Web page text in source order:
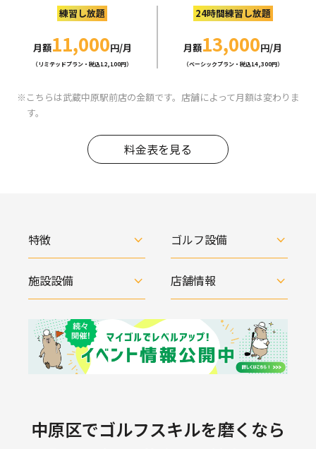
練習し放題
月額11,000円/月
（リミテッドプラン・税込12,100円）
24時間練習し放題
月額13,000円/月
（ベーシックプラン・税込14,300円）
こちらは武蔵中原駅前店の金額です。店舗によって月額は変わりま
す。
料金表を見る
特徴 ゴルフ設備
施設設備 店舗情報
中原区でゴルフスキルを磨くなら